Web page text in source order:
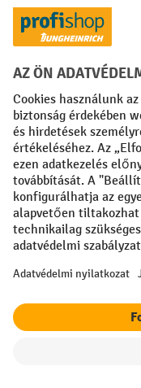
Támogatás és
+36 20 348 8830
Fizetési